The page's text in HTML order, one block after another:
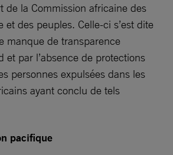
de la Commission africaine des
et des peuples. Celle-ci s’est dite
manque de transparence
et par l’absence de protections
personnes expulsées dans les
ayant conclu de tels
pacifique